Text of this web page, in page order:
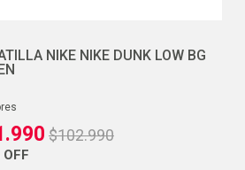
NIKE NIKE DUNK LOW BG
.990 $102.990
OFF